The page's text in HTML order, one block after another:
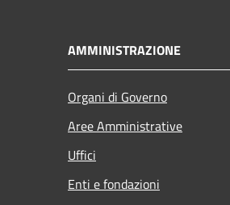
AMMINISTRAZIONE
Organi di Governo
Aree Amministrative
Uffici
Enti e fondazioni